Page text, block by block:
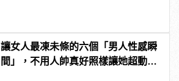
讓女人最凍未條的六個「男人性感瞬
間」，不用人帥真好照樣讓她超動